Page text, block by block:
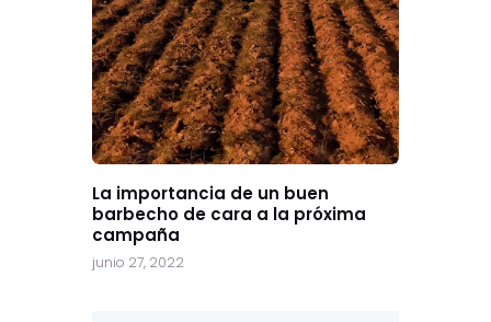
La importancia de un buen
barbecho de cara a la próxima
campaña
junio 27, 2022